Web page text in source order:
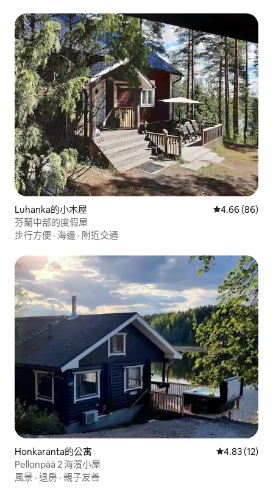
Luhanka的小木屋 從 86 則評價
4.66 (86)
芬蘭中部的度假屋
步行方便 · 海邊 · 附近交通
Honkaranta的公寓 從 12 則評價
4.83 (12)
Pellonpää 2 海濱小屋
風景 · 退房 · 親子友善